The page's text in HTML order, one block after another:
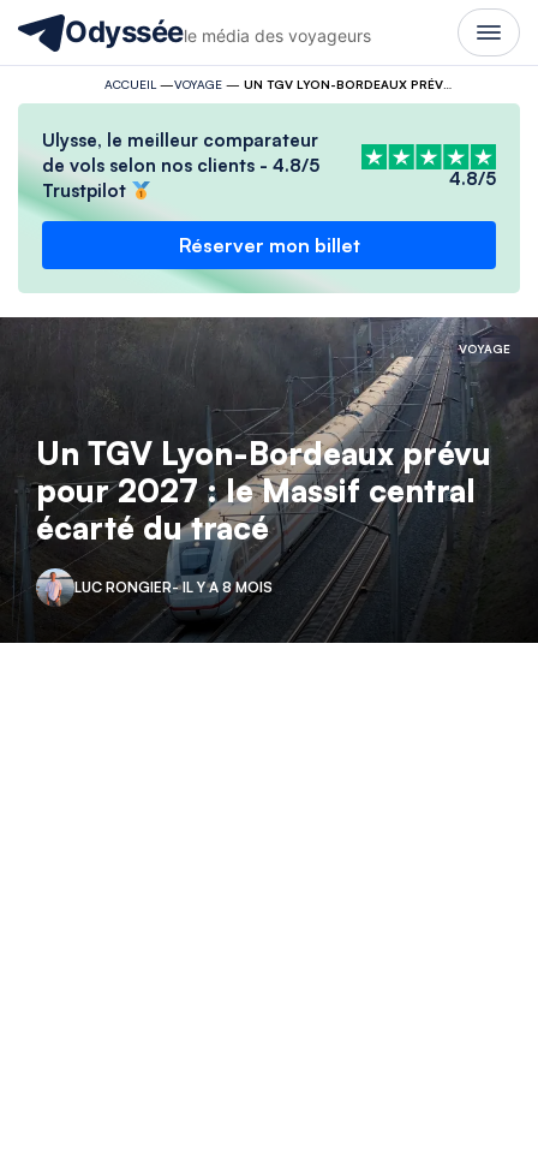
Odysséele média des voyageurs
ACCUEIL —VOYAGE— UN TGV LYON-BORDEAUX PRÉVU POUR 2027 : LE MASSIF CENTRAL ÉCARTÉ DU TRACÉ
Ulysse, le meilleur comparateur
de vols selon nos clients - 4.8/5
Trustpilot
4.8/5
Réserver mon billet
VOYAGE
Un TGV Lyon-Bordeaux prévu
pour 2027 : le Massif central
écarté du tracé
LUC RONGIER- IL Y A 8 MOIS